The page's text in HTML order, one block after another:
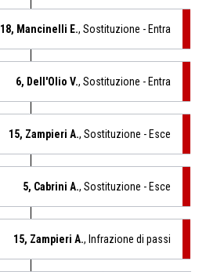
18, Mancinelli E., Sostituzione - Entra
6, Dell'Olio V., Sostituzione - Entra
15, Zampieri A., Sostituzione - Esce
5, Cabrini A., Sostituzione - Esce
15, Zampieri A., Infrazione di passi